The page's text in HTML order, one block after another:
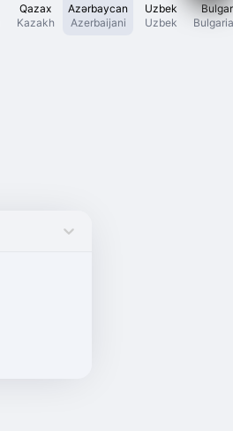
Qazax
Kazakh
Azərbaycan
Azerbaijani
Uzbek
Uzbek
Bulgar